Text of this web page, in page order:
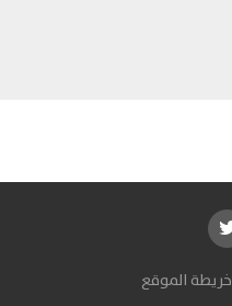
خريطة الموقع